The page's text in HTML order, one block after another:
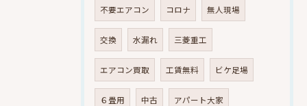
不要エアコン コロナ 無人現場
交換 水漏れ 三菱重工
エアコン買取 工賃無料 ビケ足場
６畳用 中古 アパート大家